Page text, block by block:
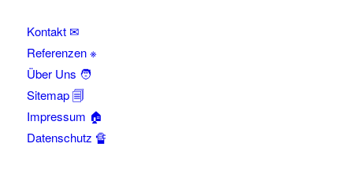
Kontakt ✉
Referenzen ※
Über Uns 🧑
Sitemap 🗐
Impressum 🏠
Datenschutz 🔏